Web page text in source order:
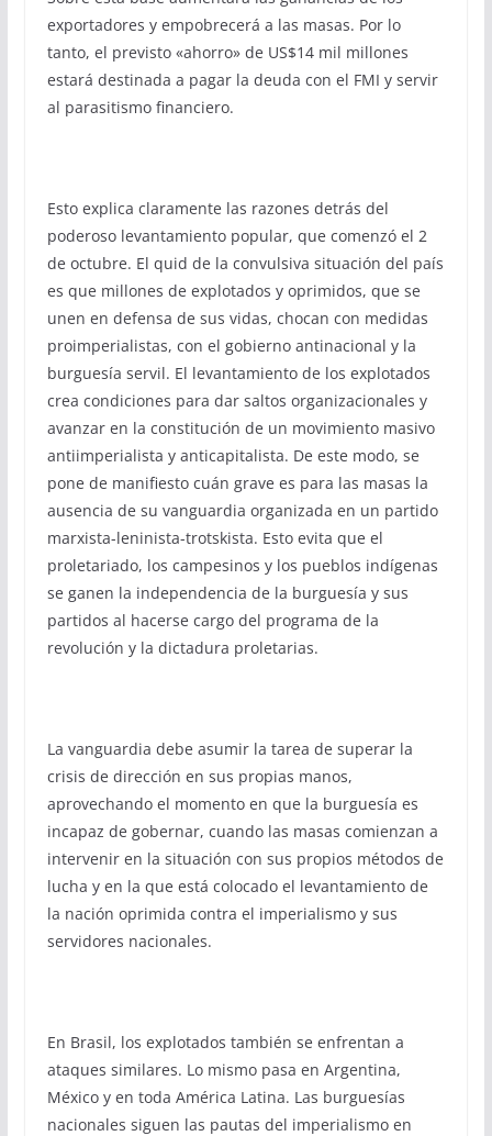
exportadores y empobrecerá a las masas. Por lo
tanto, el previsto «ahorro» de US$14 mil millones
estará destinada a pagar la deuda con el FMI y servir
al parasitismo financiero.
Esto explica claramente las razones detrás del
poderoso levantamiento popular, que comenzó el 2
de octubre. El quid de la convulsiva situación del país
es que millones de explotados y oprimidos, que se
unen en defensa de sus vidas, chocan con medidas
proimperialistas, con el gobierno antinacional y la
burguesía servil. El levantamiento de los explotados
crea condiciones para dar saltos organizacionales y
avanzar en la constitución de un movimiento masivo
antiimperialista y anticapitalista. De este modo, se
pone de manifiesto cuán grave es para las masas la
ausencia de su vanguardia organizada en un partido
marxista-leninista-trotskista. Esto evita que el
proletariado, los campesinos y los pueblos indígenas
se ganen la independencia de la burguesía y sus
partidos al hacerse cargo del programa de la
revolución y la dictadura proletarias.
La vanguardia debe asumir la tarea de superar la
crisis de dirección en sus propias manos,
aprovechando el momento en que la burguesía es
incapaz de gobernar, cuando las masas comienzan a
intervenir en la situación con sus propios métodos de
lucha y en la que está colocado el levantamiento de
la nación oprimida contra el imperialismo y sus
servidores nacionales.
En Brasil, los explotados también se enfrentan a
ataques similares. Lo mismo pasa en Argentina,
México y en toda América Latina. Las burguesías
nacionales siguen las pautas del imperialismo en